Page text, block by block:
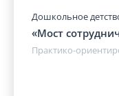
Дошкольное
«Мост
Практико-